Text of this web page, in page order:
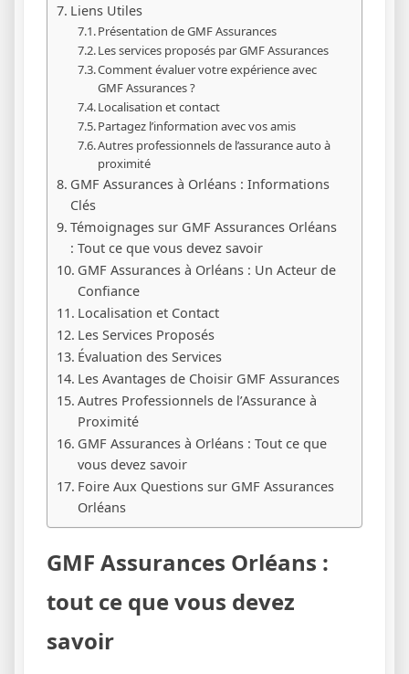
Liens Utiles
Présentation de GMF Assurances
Les services proposés par GMF Assurances
Comment évaluer votre expérience avec
GMF Assurances ?
Localisation et contact
Partagez l’information avec vos amis
Autres professionnels de l’assurance auto à
proximité
GMF Assurances à Orléans : Informations
Clés
Témoignages sur GMF Assurances Orléans
: Tout ce que vous devez savoir
GMF Assurances à Orléans : Un Acteur de
Confiance
Localisation et Contact
Les Services Proposés
Évaluation des Services
Les Avantages de Choisir GMF Assurances
Autres Professionnels de l’Assurance à
Proximité
GMF Assurances à Orléans : Tout ce que
vous devez savoir
Foire Aux Questions sur GMF Assurances
Orléans
GMF Assurances Orléans :
tout ce que vous devez
savoir